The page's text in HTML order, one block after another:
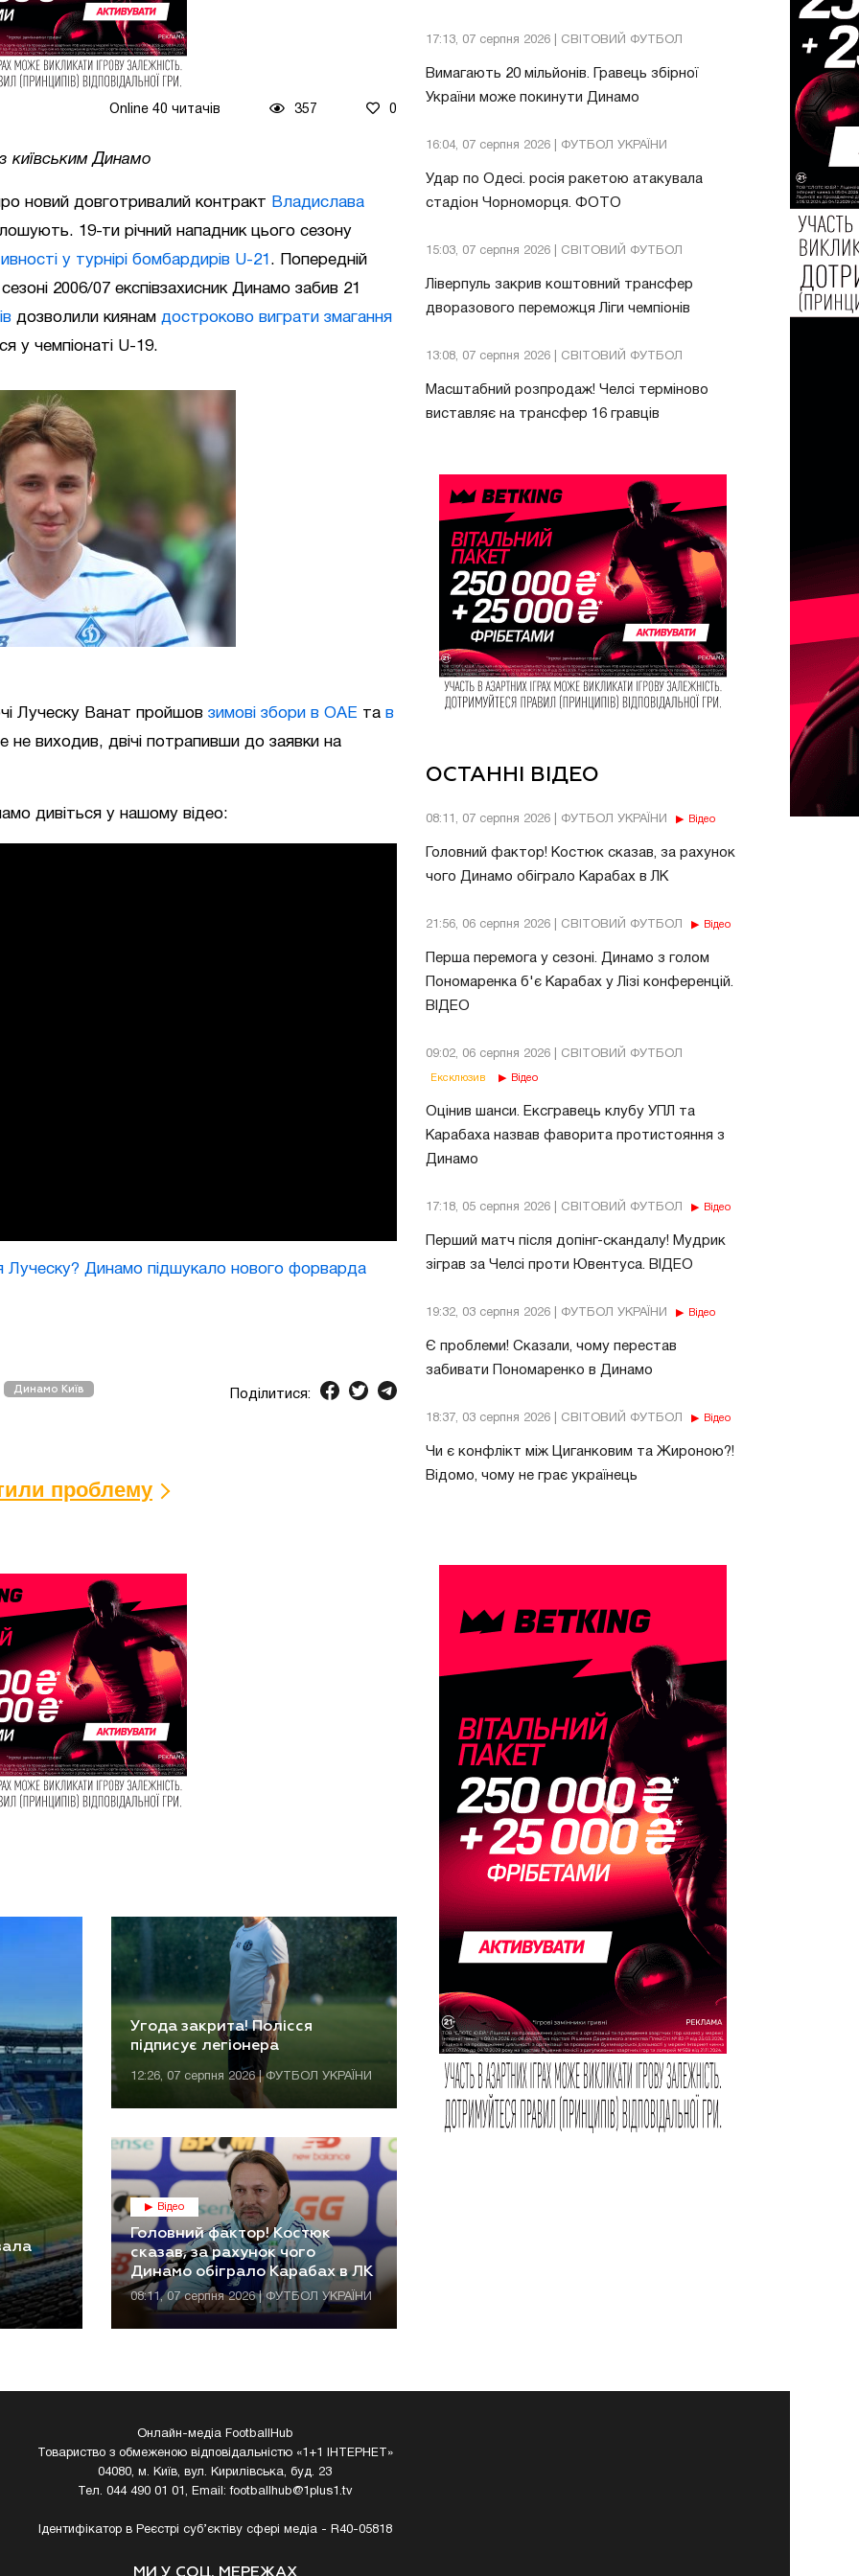
17:13, 07 серпня 2026 | СВІТОВИЙ ФУТБОЛ
Вимагають 20 мільйонів. Гравець збірної
України може покинути Динамо
16:04, 07 серпня 2026 | ФУТБОЛ УКРАЇНИ
Удар по Одесі. росія ракетою атакувала
стадіон Чорноморця. ФОТО
15:03, 07 серпня 2026 | СВІТОВИЙ ФУТБОЛ
Ліверпуль закрив коштовний трансфер
дворазового переможця Ліги чемпіонів
13:08, 07 серпня 2026 | СВІТОВИЙ ФУТБОЛ
Масштабний розпродаж! Челсі терміново
виставляє на трансфер 16 гравців
ОСТАННІ ВІДЕО
08:11, 07 серпня 2026 | ФУТБОЛ УКРАЇНИ Відео
Головний фактор! Костюк сказав, за рахунок
чого Динамо обіграло Карабах в ЛК
21:56, 06 серпня 2026 | СВІТОВИЙ ФУТБОЛ Відео
Перша перемога у сезоні. Динамо з голом
Пономаренка б'є Карабах у Лізі конференцій.
ВІДЕО
09:02, 06 серпня 2026 | СВІТОВИЙ ФУТБОЛ
Ексклюзив Відео
Оцінив шанси. Ексгравець клубу УПЛ та
Карабаха назвав фаворита протистояння з
Динамо
17:18, 05 серпня 2026 | СВІТОВИЙ ФУТБОЛ Відео
Перший матч після допінг-скандалу! Мудрик
зіграв за Челсі проти Ювентуса. ВІДЕО
19:32, 03 серпня 2026 | ФУТБОЛ УКРАЇНИ Відео
Є проблеми! Сказали, чому перестав
забивати Пономаренко в Динамо
18:37, 03 серпня 2026 | СВІТОВИЙ ФУТБОЛ Відео
Чи є конфлікт між Циганковим та Жироною?!
Відомо, чому не грає українець
Online 40 читачів 357 0
київським Динамо
новий довготривалий контракт Владислава
19-ти річний нападник цього сезону
у турнірі бомбардирів U-21 . Попередній
2006/07 експівзахисник Динамо забив 21
дозволили киянам достроково виграти змагання
у чемпіонаті U-19.
Луческу Ванат пройшов зимові збори в ОАЕ та в
не виходив, двічі потрапивши до заявки на
дивіться у нашому відео:
Динамо підшукало нового форварда
Динамо Київ Поділитися:
проблему
Угода закрита! Полісся
підписує легіонера
12:26, 07 серпня 2026 | ФУТБОЛ УКРАЇНИ
Відео
Головний фактор! Костюк
сказав, за рахунок чого
Динамо обіграло Карабах в ЛК
08:11, 07 серпня 2026 | ФУТБОЛ УКРАЇНИ
Онлайн-медіа FootballHub
Товариство з обмеженою відповідальністю «1+1 ІНТЕРНЕТ»
04080, м. Київ, вул. Кирилівська, буд. 23
Тел. 044 490 01 01, Email:footballhub@1plus1.tv
Ідентифікатор в Реєстрі суб’єктіву сфері медіа - R40-05818